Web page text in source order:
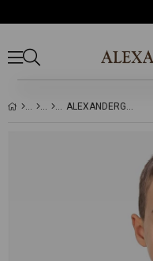
ALEXANDERGARDI RENK BLOKLU PAMUKLU ÇOCUK KAZAK (C23-7106)